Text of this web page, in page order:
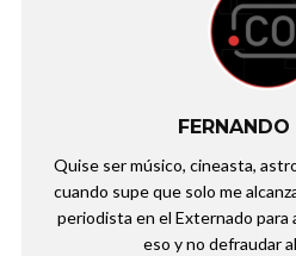
Quise ser músico, cineasta,
cuando supe que solo me
periodista en el Externado para
eso y no defraudar